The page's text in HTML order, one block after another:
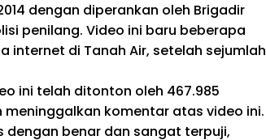
dengan diperankan oleh Brigadir
penilang. Video ini baru beberapa
internet di Tanah Air, setelah sejumlah
ini telah ditonton oleh 467.985
komentar atas video ini.
dengan benar dan sangat terpuji,